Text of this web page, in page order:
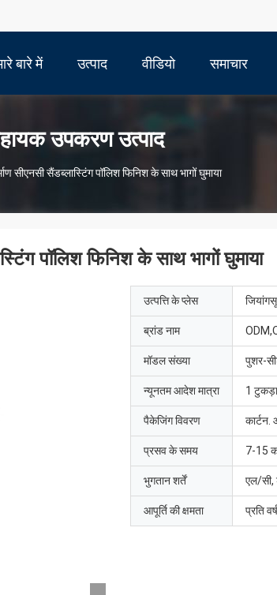
बारे में उत्पाद वीडियो समाचार
उपकरण उत्पाद
सीएनसी सैंडब्लास्टिंग पॉलिश फिनिश के साथ भागों घुमाया
पॉलिश फिनिश के साथ भागों घुमाया
उत्पत्ति के प्लेस
ब्रांड नाम
मॉडल संख्या पुशर-
न्यूनतम आदेश मात्रा 1
पैकेजिंग विवरण
प्रसव के समय 7-15
भुगतान शर्तें एल/सी,
आपूर्ति की क्षमता प्रति